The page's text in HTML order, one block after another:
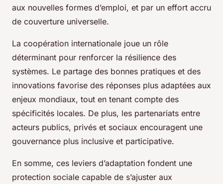
aux nouvelles formes d’emploi, et par un effort accru
de couverture universelle.
La coopération internationale joue un rôle
déterminant pour renforcer la résilience des
systèmes. Le partage des bonnes pratiques et des
innovations favorise des réponses plus adaptées aux
enjeux mondiaux, tout en tenant compte des
spécificités locales. De plus, les partenariats entre
acteurs publics, privés et sociaux encouragent une
gouvernance plus inclusive et participative.
En somme, ces leviers d’adaptation fondent une
protection sociale capable de s’ajuster aux